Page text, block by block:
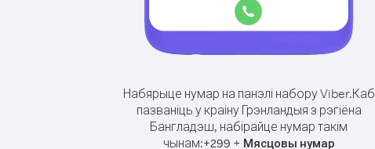
Набярыце нумар на панэлі набору Viber.Каб
пазваніць у краіну Грэнландыя з рэгіёна
Бангладэш, набірайце нумар такім
чынам:+299 + Мясцовы нумар